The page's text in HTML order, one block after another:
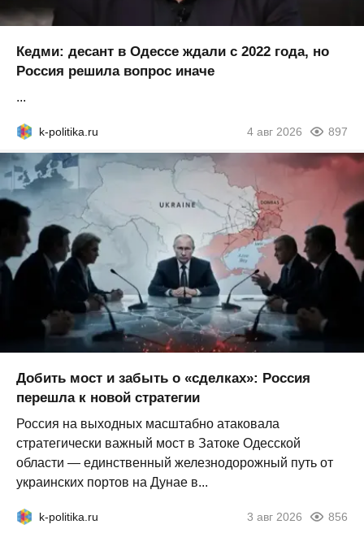
Кедми: десант в Одессе ждали с 2022 года, но
Россия решила вопрос иначе
...
k-politika.ru 4 авг 2026 897
Добить мост и забыть о «сделках»: Россия
перешла к новой стратегии
Россия на выходных масштабно атаковала
стратегически важный мост в Затоке Одесской
области — единственный железнодорожный путь от
украинских портов на Дунае в...
k-politika.ru 3 авг 2026 856